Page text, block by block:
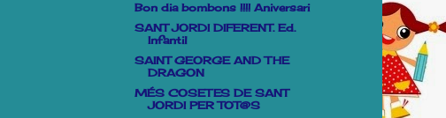
Bon dia bombons !!!! Aniversari
SANT JORDI DIFERENT. Ed.
Infantil
SAINT GEORGE AND THE
DRAGON
MÉS COSETES DE SANT
JORDI PER TOT@S